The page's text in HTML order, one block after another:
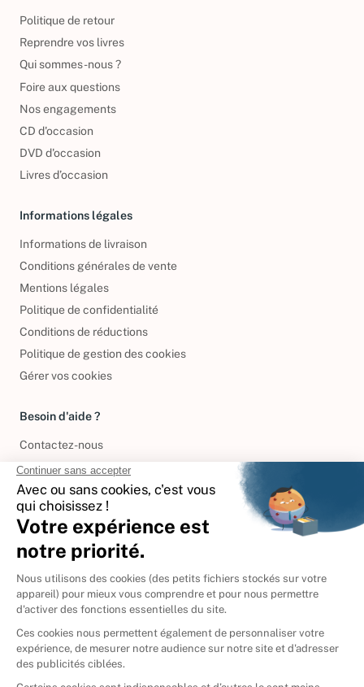
Politique de retour
Reprendre vos livres
Qui sommes-nous ?
Foire aux questions
Nos engagements
CD d'occasion
DVD d'occasion
Livres d’occasion
Informations légales
Informations de livraison
Conditions générales de vente
Mentions légales
Politique de confidentialité
Conditions de réductions
Politique de gestion des cookies
Gérer vos cookies
Besoin d'aide ?
Contactez-nous
International
🇪🇸Espagne
🇮🇹Italie
Donner vos livres